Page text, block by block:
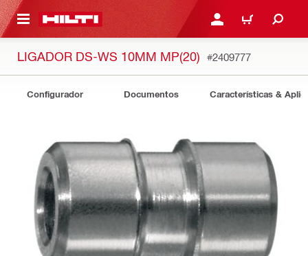
PRINCIPAL ENTRAR OU CADASTRAR
CARRINHO
LIGADOR DS-WS 10MM MP(20) #2409777
Configurador Documentos Características &